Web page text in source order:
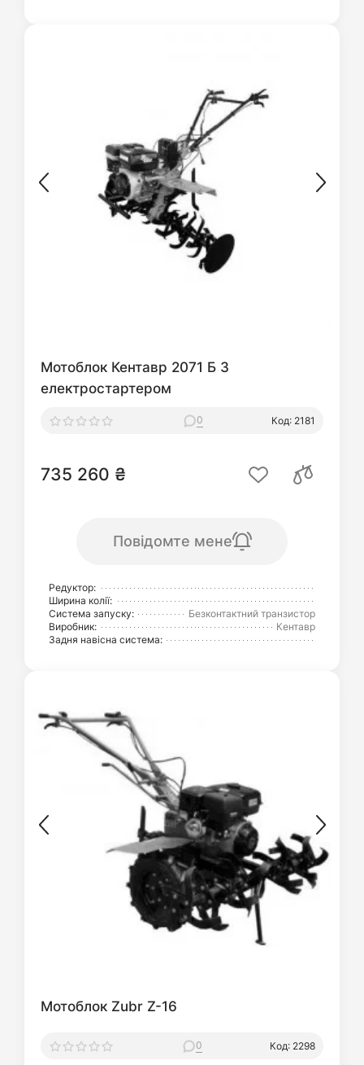
Мотоблок Кентавр 2071 Б З
електростартером
0 Код: 2181
735 260 ₴
Повідомте мене
Редуктор:
Ширина колії:
Система запуску:
Безконтактний транзистор
Виробник:
Кентавр
Задня навісна система:
Мотоблок Zubr Z-16
0 Код: 2298